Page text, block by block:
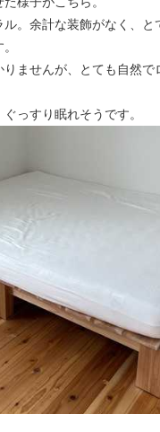
。余計な装飾がなく、と
ませんが、とても自然で
っすり眠れそうです。